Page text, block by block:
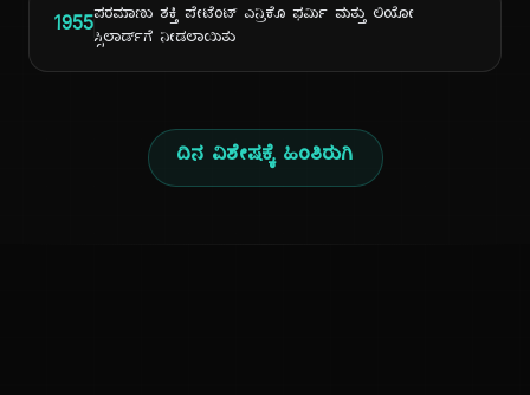
1955ಪರಮಾಣು ಶಕ್ತಿ ಪೇಟೆಂಟ್ ಎನ್ರಿಕೊ ಫರ್ಮಿ ಮತ್ತು ಲಿಯೋ
ಸ್ಸಿಲಾರ್ಡ್‌ಗೆ ನೀಡಲಾಯಿತು
ದಿನ ವಿಶೇಷಕ್ಕೆ ಹಿಂತಿರುಗಿ